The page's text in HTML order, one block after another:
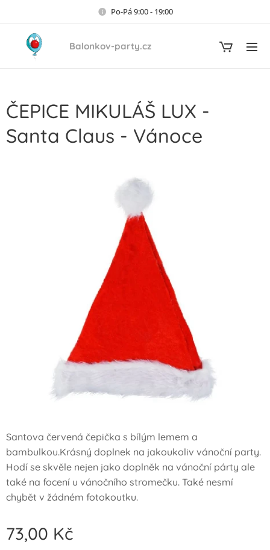
Po-Pá 9:00 - 19:00
Balonkov-party.cz
ČEPICE MIKULÁŠ LUX -
Santa Claus - Vánoce
Santova červená čepička s bílým lemem a
bambulkou.Krásný doplnek na jakoukoliv vánoční party.
Hodí se skvěle nejen jako doplněk na vánoční párty ale
také na focení u vánočního stromečku. Také nesmí
chybět v žádném fotokoutku.
73,00 Kč